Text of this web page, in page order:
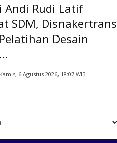
Andi Rudi Latif
SDM, Disnakertrans
Desain
Kamis, 6 Agustus 2026, 18:07 WIB